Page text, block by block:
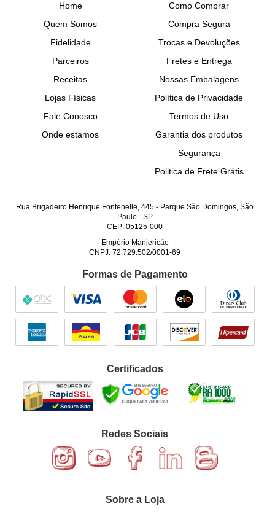
Home
Quem Somos
Fidelidade
Parceiros
Receitas
Lojas Físicas
Fale Conosco
Onde estamos
Como Comprar
Compra Segura
Trocas e Devoluções
Fretes e Entrega
Nossas Embalagens
Política de Privacidade
Termos de Uso
Garantia dos produtos
Segurança
Politica de Frete Grátis
Rua Brigadeiro Henrique Fontenelle, 445 - Parque São Domingos, São
Paulo- SP
CEP: 05125-000
Empório Manjericão
CNPJ: 72.729.502/0001-69
Formas de Pagamento
Certificados
Redes Sociais
Sobre a Loja